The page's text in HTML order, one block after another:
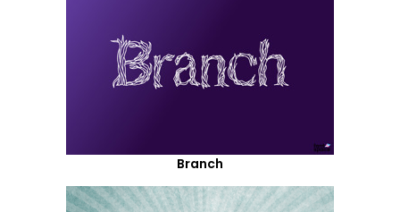
Branch